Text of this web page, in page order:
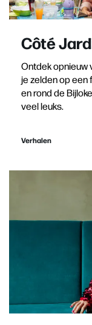
Côté
Ontdek opnieuw
je zelden op
en rond de
veel leuks.
Verhalen